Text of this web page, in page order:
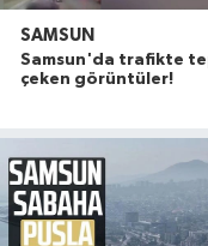
SAMSUN
Samsun'da trafikte
çeken görüntüler!